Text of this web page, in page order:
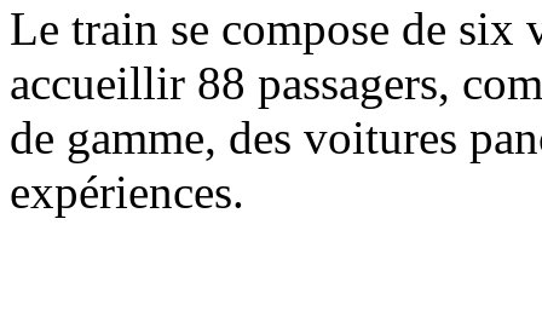
Le train se compose de six
accueillir 88 passagers,
de gamme, des voitures
expériences.